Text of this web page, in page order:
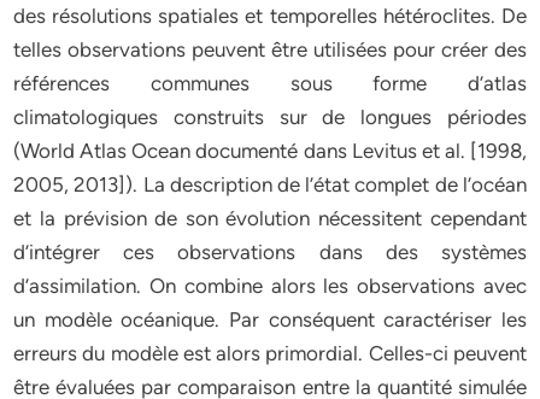
des résolutions spatiales et temporelles hétéroclites. De
telles observations peuvent être utilisées pour créer des
références communes sous forme d’atlas
climatologiques construits sur de longues périodes
(World Atlas Ocean documenté dans Levitus et al. [1998,
2005, 2013]). La description de l’état complet de l’océan
et la prévision de son évolution nécessitent cependant
d’intégrer ces observations dans des systèmes
d’assimilation. On combine alors les observations avec
un modèle océanique. Par conséquent caractériser les
erreurs du modèle est alors primordial. Celles-ci peuvent
être évaluées par comparaison entre la quantité simulée